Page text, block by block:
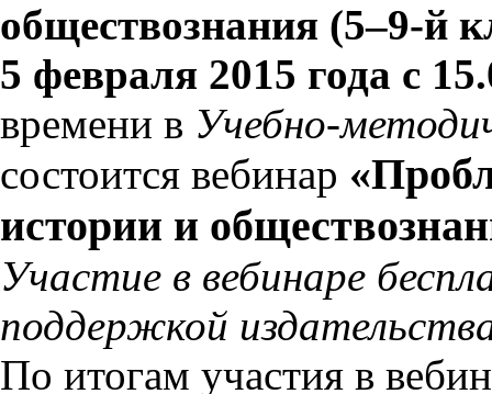
обществознания (5–9-й
5 февраля 2015 года с
времени в Учебно-
состоится вебинар
истории и
Участие в вебинаре
поддержкой
По итогам участия в